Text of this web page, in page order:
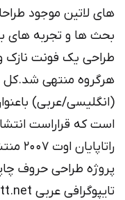
های لاتین موجود
بحث ها و تجربه های
طراحی یک فونت
هرگروه منتهی شد.کل
(انگلیسی/عربی)
است که قراراست
پروژه طراحی حروف
تایپوگرافی عربی www.khtt.net موجوداست.